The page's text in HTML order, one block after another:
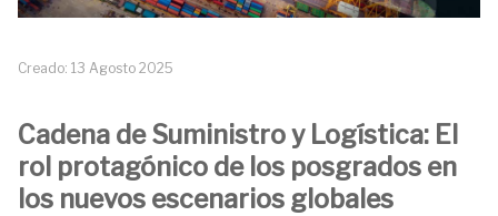
Creado: 13 Agosto 2025
Cadena de Suministro y Logística: El
rol protagónico de los posgrados en
los nuevos escenarios globales